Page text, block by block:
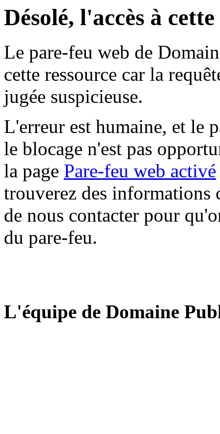
Désolé, l'accès à
Le pare-feu web de
cette ressource car la
jugée suspicieuse.
L'erreur est humaine, et le
le blocage n'est pas
la page Pare-feu web activé
trouverez des informations
de nous contacter pour
du pare-feu.
L'équipe de Domaine